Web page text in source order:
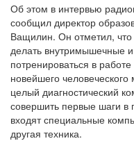
Об этом в интервью
сообщил директор
Ващилин. Он отметил, что
делать внутримышечные
потренироваться в
новейшего
целый диагностический
совершить первые шаги в
входят специальные
другая техника.